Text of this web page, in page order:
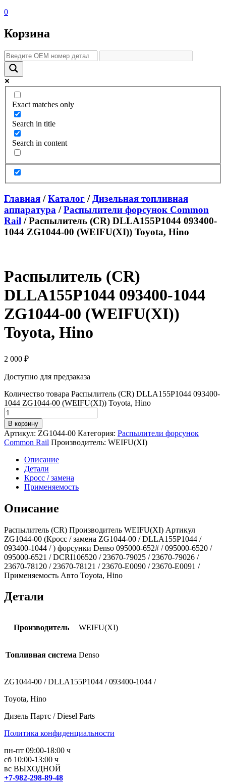
0
Корзина
Exact matches only
Search in title
Search in content
Главная /Каталог / Дизельная топливная
аппаратура /Распылители форсунок Common
Rail / Распылитель (CR) DLLA155P1044 093400-
1044 ZG1044-00 (WEIFU(XI)) Toyota, Hino
Распылитель (CR)
DLLA155P1044 093400-1044
ZG1044-00 (WEIFU(XI))
Toyota, Hino
2 000 ₽
Доступно для предзаказа
Количество товара Распылитель (CR) DLLA155P1044 093400-
1044 ZG1044-00 (WEIFU(XI)) Toyota, Hino
В корзину
Артикул: ZG1044-00 Категория: Распылители форсунок
Common Rail Производитель: WEIFU(XI)
Описание
Детали
Кросс / замена
Применяемость
Описание
Распылитель (CR) Производитель WEIFU(XI) Артикул
ZG1044-00 (Кросс / замена ZG1044-00 / DLLA155P1044 /
093400-1044 / ) форсунки Denso 095000-652# / 095000-6520 /
095000-6521 / DCRI106520 / 23670-79025 / 23670-79026 /
23670-78120 / 23670-78121 / 23670-E0090 / 23670-E0091 /
Применяемость Авто Toyota, Hino
Детали
Производитель WEIFU(XI)
Топливная система Denso
ZG1044-00 / DLLA155P1044 / 093400-1044 /
Toyota, Hino
Дизель Партс / Diesel Parts
Политика конфиденциальности
пн-пт 09:00-18:00 ч
сб 10:00-13:00 ч
вс ВЫХОДНОЙ
+7-982-298-89-48